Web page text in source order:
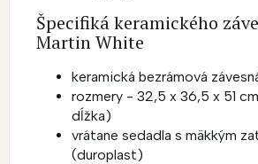
Špecifiká keramického
Martin White
keramická bezrámová
rozmery - 32,5 x 36,5 x 51
dĺžka)
vrátane sedadla s mäkkým
(duroplast)